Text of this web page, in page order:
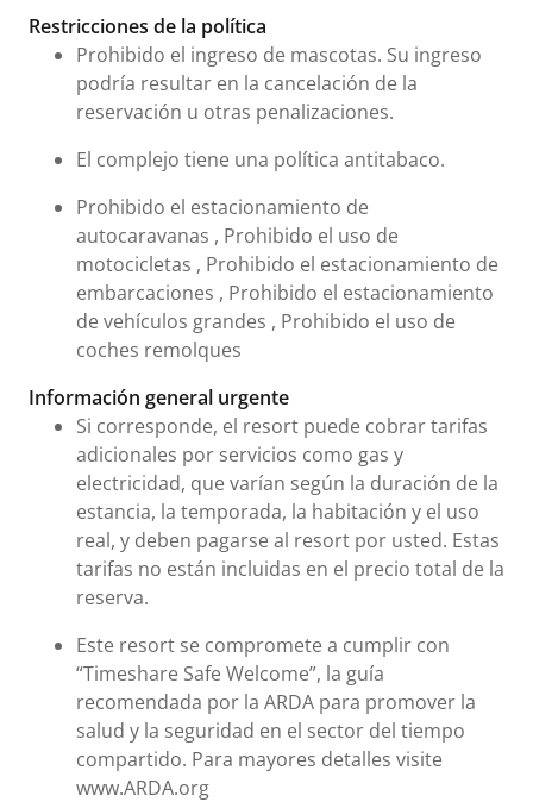
Tarifas e información urgente
Restricciones de la política
Prohibido el ingreso de mascotas. Su ingreso
podría resultar en la cancelación de la
reservación u otras penalizaciones.
El complejo tiene una política antitabaco.
Prohibido el estacionamiento de
autocaravanas , Prohibido el uso de
motocicletas , Prohibido el estacionamiento de
embarcaciones , Prohibido el estacionamiento
de vehículos grandes , Prohibido el uso de
coches remolques
Información general urgente
Si corresponde, el resort puede cobrar tarifas
adicionales por servicios como gas y
electricidad, que varían según la duración de la
estancia, la temporada, la habitación y el uso
real, y deben pagarse al resort por usted. Estas
tarifas no están incluidas en el precio total de la
reserva.
Este resort se compromete a cumplir con
“Timeshare Safe Welcome”, la guía
recomendada por la ARDA para promover la
salud y la seguridad en el sector del tiempo
compartido. Para mayores detalles visite
www.ARDA.org